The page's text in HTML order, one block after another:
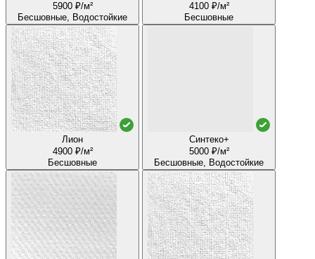
5900 ₽/м²
Бесшовные, Водостойкие
4100 ₽/м²
Бесшовные
Лион
4900 ₽/м²
Бесшовные
Синтеко+
5000 ₽/м²
Бесшовные, Водостойкие